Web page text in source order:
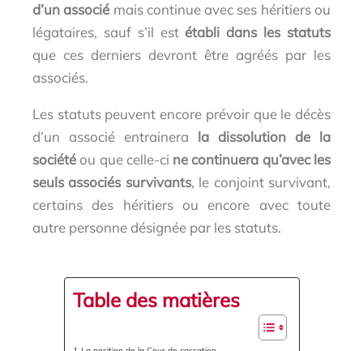
d’un associé mais continue avec ses héritiers ou
légataires, sauf s’il est établi dans les statuts
que ces derniers devront être agréés par les
associés.
Les statuts peuvent encore prévoir que le décès
d’un associé entrainera la dissolution de la
société ou que celle-ci ne continuera qu’avec les
seuls associés survivants, le conjoint survivant,
certains des héritiers ou encore avec toute
autre personne désignée par les statuts.
Table des matières